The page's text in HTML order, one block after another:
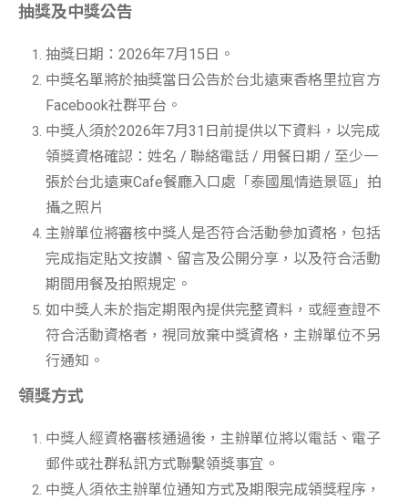
抽獎及中獎公告
抽獎日期：2026年7月15日。
中獎名單將於抽獎當日公告於台北遠東香格里拉官方
Facebook社群平台。
中獎人須於2026年7月31日前提供以下資料，以完成
領獎資格確認：姓名 / 聯絡電話 / 用餐日期 / 至少一
張於台北遠東Cafe餐廳入口處「泰國風情造景區」拍
攝之照片
主辦單位將審核中獎人是否符合活動參加資格，包括
完成指定貼文按讚、留言及公開分享，以及符合活動
期間用餐及拍照規定。
如中獎人未於指定期限內提供完整資料，或經查證不
符合活動資格者，視同放棄中獎資格，主辦單位不另
行通知。
領獎方式
中獎人經資格審核通過後，主辦單位將以電話、電子
郵件或社群私訊方式聯繫領獎事宜。
中獎人須依主辦單位通知方式及期限完成領獎程序，